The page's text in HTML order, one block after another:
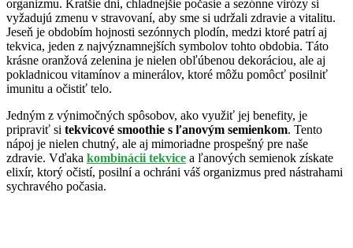
organizmu. Kratšie dni, chladnejšie počasie a sezónne virózy si
vyžadujú zmenu v stravovaní, aby sme si udržali zdravie a vitalitu.
Jeseň je obdobím hojnosti sezónnych plodín, medzi ktoré patrí aj
tekvica, jeden z najvýznamnejších symbolov tohto obdobia. Táto
krásne oranžová zelenina je nielen obľúbenou dekoráciou, ale aj
pokladnicou vitamínov a minerálov, ktoré môžu pomôcť posilniť
imunitu a očistiť telo.
Jedným z výnimočných spôsobov, ako využiť jej benefity, je
pripraviť si tekvicové smoothie s ľanovým semienkom. Tento
nápoj je nielen chutný, ale aj mimoriadne prospešný pre naše
zdravie. Vďaka kombinácii tekvice a ľanových semienok získate
elixír, ktorý očistí, posilní a ochráni váš organizmus pred nástrahami
sychravého počasia.